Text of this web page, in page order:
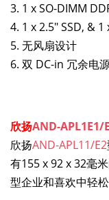
3. 1 x SO-DIMM
4. 1 x 2.5" SSD, & 1
5. 无风扇设计
6. 双 DC-in 冗余电
欣扬AND-APL1E1/
欣扬AND-APL11/E2
有155 x 92 x 32毫
型企业和喜欢中轻